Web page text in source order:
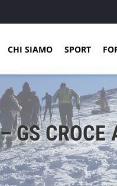
CHI SIAMO SPORT
GS